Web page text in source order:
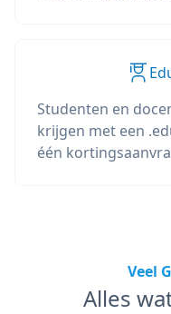
Studenten en
krijgen met een
één
Veel
Alles